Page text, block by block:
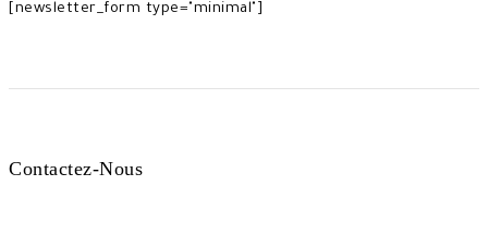
[newsletter_form type="minimal"]
Contactez-Nous